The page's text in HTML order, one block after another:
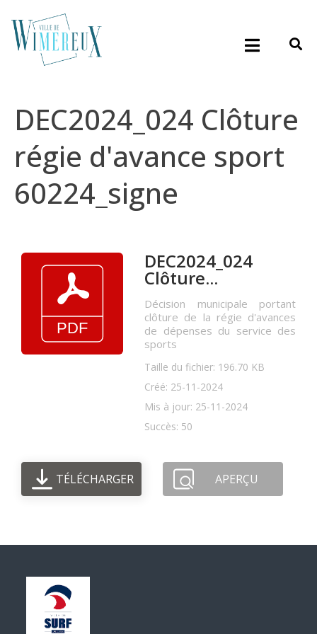
DEC2024_024 Clôture
régie d'avance sport
60224_signe
DEC2024_024
Clôture...
Décision municipale portant
clôture de la régie d'avances
de dépenses du service des
sports
Taille du fichier: 196.70 KB
Créé: 25-11-2024
Mis à jour: 25-11-2024
Succès: 50
TÉLÉCHARGER APERÇU